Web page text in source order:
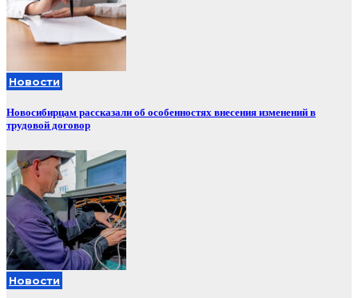
Новости
Новосибирцам рассказали об особенностях внесения изменений в
трудовой договор
Новости